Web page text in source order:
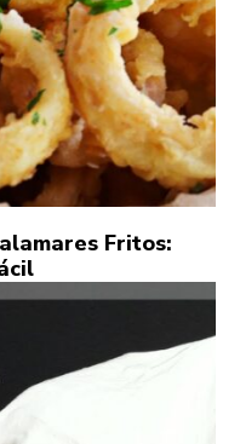
Fritos: